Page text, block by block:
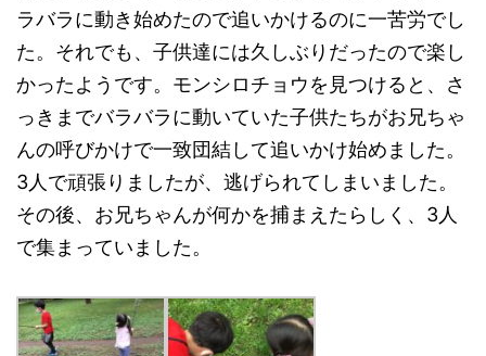
ラバラに動き始めたので追いかけるのに一苦労でし
た。それでも、子供達には久しぶりだったので楽し
かったようです。モンシロチョウを見つけると、さ
っきまでバラバラに動いていた子供たちがお兄ちゃ
んの呼びかけで一致団結して追いかけ始めました。
3人で頑張りましたが、逃げられてしまいました。
その後、お兄ちゃんが何かを捕まえたらしく、3人
で集まっていました。